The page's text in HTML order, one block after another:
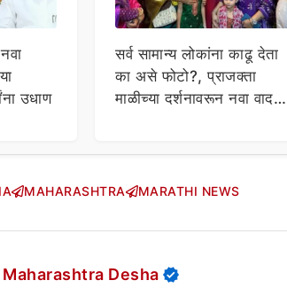
उधाण
सर्व सामान्य लोकांना काढू देता
का असे फोटो?, प्राजक्ता
माळीच्या दर्शनावरून नवा वाद;
MAHARASHTRA MARATHI NEWS
Maharashtra Desha